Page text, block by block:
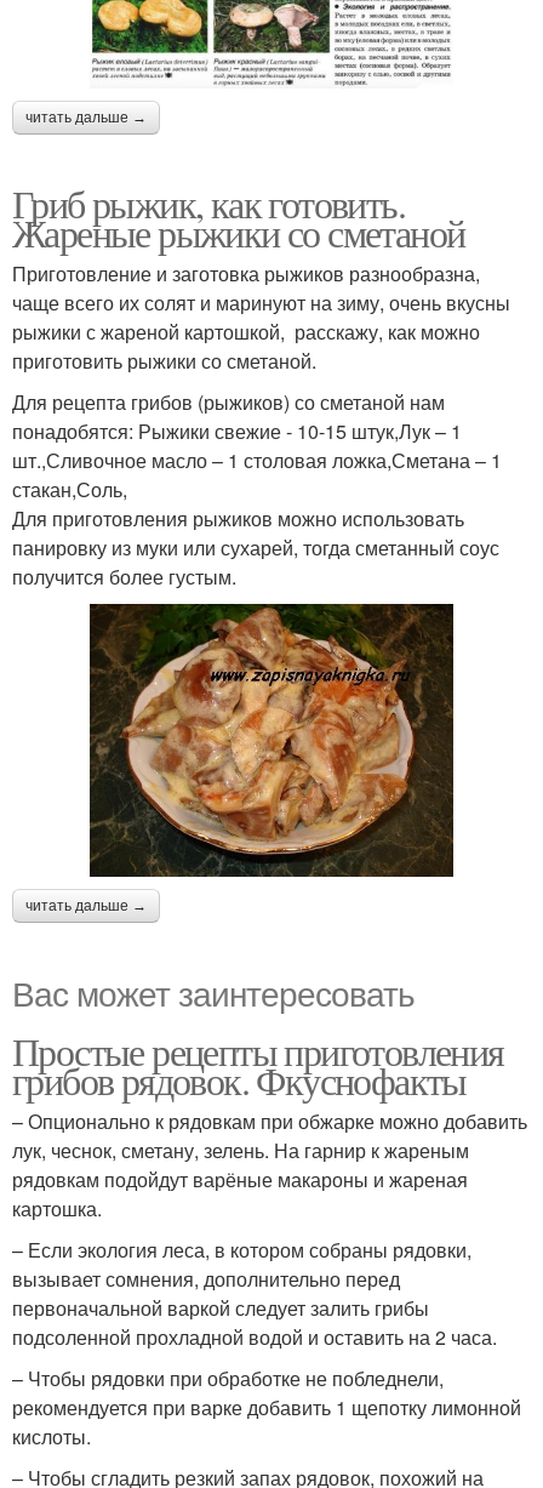
читать дальше →
Гриб рыжик, как готовить.
Жареные рыжики со сметаной
Приготовление и заготовка рыжиков разнообразна,
чаще всего их солят и маринуют на зиму, очень вкусны
рыжики с жареной картошкой, расскажу, как можно
приготовить рыжики со сметаной.
Для рецепта грибов (рыжиков) со сметаной нам
понадобятся: Рыжики свежие - 10-15 штук,Лук – 1
шт.,Сливочное масло – 1 столовая ложка,Сметана – 1
стакан,Соль,
Для приготовления рыжиков можно использовать
панировку из муки или сухарей, тогда сметанный соус
получится более густым.
читать дальше →
Вас может заинтересовать
Простые рецепты приготовления
грибов рядовок. Фкуснофакты
– Опционально к рядовкам при обжарке можно добавить
лук, чеснок, сметану, зелень. На гарнир к жареным
рядовкам подойдут варёные макароны и жареная
картошка.
– Если экология леса, в котором собраны рядовки,
вызывает сомнения, дополнительно перед
первоначальной варкой следует залить грибы
подсоленной прохладной водой и оставить на 2 часа.
– Чтобы рядовки при обработке не побледнели,
рекомендуется при варке добавить 1 щепотку лимонной
кислоты.
– Чтобы сгладить резкий запах рядовок, похожий на